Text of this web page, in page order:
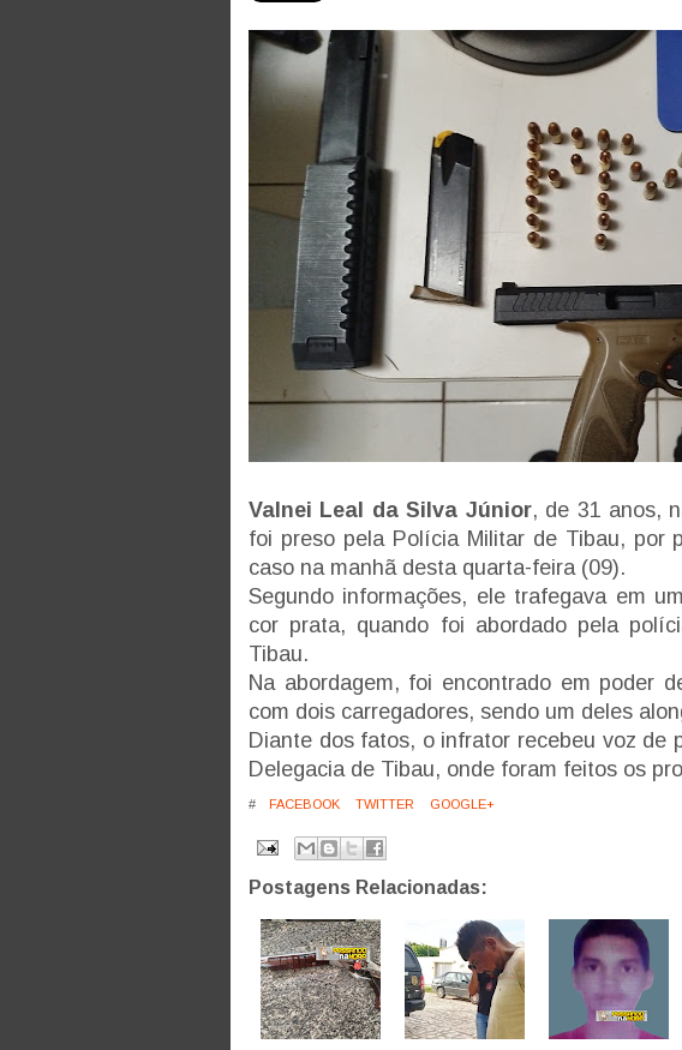
Valnei Leal da Silva Júnior, de 31 anos,
foi preso pela Polícia Militar de Tibau, por
caso na manhã desta quarta-feira (09).
Segundo informações, ele trafegava em
cor prata, quando foi abordado pela
Tibau.
Na abordagem, foi encontrado em poder
com dois carregadores, sendo um deles
Diante dos fatos, o infrator recebeu voz de
Delegacia de Tibau, onde foram feitos os
# FACEBOOK TWITTER GOOGLE+
Postagens Relacionadas: